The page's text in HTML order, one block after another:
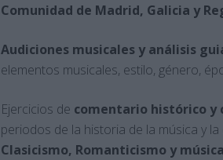
Comunidad de Madrid, Galicia y
Audiciones musicales y análisis
elementos musicales, estilo, género,
Ejercicios de comentario histórico y
periodos de la historia de la música y la
Clasicismo, Romanticismo y